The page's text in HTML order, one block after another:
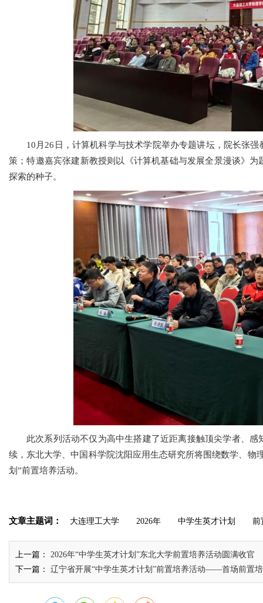
10月26日，计算机科学与技术学院举办专题讲坛，院长张
策；特邀嘉宾张建新教授则以《计算机基础与发展全景漫谈》
探索的种子。
此次系列活动不仅为高中生搭建了近距离接触顶尖学者、
续，东北大学、中国科学院沈阳应用生态研究所将围绕数学、物
划”前置培养活动。
文章主题词： 大连理工大学 2026年 中学生英才计划 前
上一篇：
2026年“中学生英才计划”东北大学前置培养活动圆满收官
下一篇：
辽宁省开展“中学生英才计划”前置培养活动——首场前置